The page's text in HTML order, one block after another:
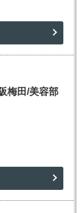
梅田/美容部